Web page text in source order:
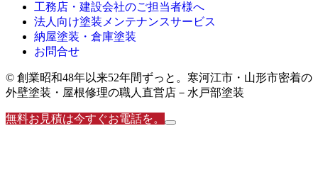
工務店・建設会社のご担当者様へ
法人向け塗装メンテナンスサービス
納屋塗装・倉庫塗装
お問合せ
© 創業昭和48年以来52年間ずっと。寒河江市・山形市密着の
外壁塗装・屋根修理の職人直営店－水戸部塗装
無料お見積は今すぐお電話を。